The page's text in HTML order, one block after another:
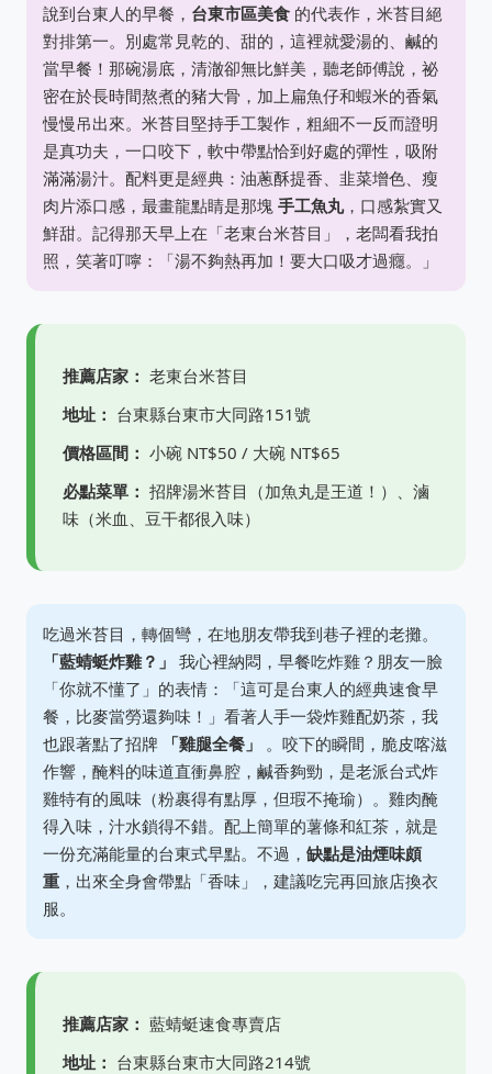
說到台東人的早餐， 台東市區美食 的代表作，米苔目絕
對排第一。別處常見乾的、甜的，這裡就愛湯的、鹹的
當早餐！那碗湯底，清澈卻無比鮮美，聽老師傅說，祕
密在於長時間熬煮的豬大骨，加上扁魚仔和蝦米的香氣
慢慢吊出來。米苔目堅持手工製作，粗細不一反而證明
是真功夫，一口咬下，軟中帶點恰到好處的彈性，吸附
滿滿湯汁。配料更是經典：油蔥酥提香、韭菜增色、瘦
肉片添口感，最畫龍點睛是那塊 手工魚丸，口感紮實又
鮮甜。記得那天早上在「老東台米苔目」，老闆看我拍
照，笑著叮嚀：「湯不夠熱再加！要大口吸才過癮。」
推薦店家： 老東台米苔目
地址： 台東縣台東市大同路151號
價格區間： 小碗 NT$50 / 大碗 NT$65
必點菜單： 招牌湯米苔目（加魚丸是王道！）、滷
味（米血、豆干都很入味）
吃過米苔目，轉個彎，在地朋友帶我到巷子裡的老攤。
「藍蜻蜓炸雞？」 我心裡納悶，早餐吃炸雞？朋友一臉
「你就不懂了」的表情：「這可是台東人的經典速食早
餐，比麥當勞還夠味！」看著人手一袋炸雞配奶茶，我
也跟著點了招牌
「雞腿全餐」
。咬下的瞬間，脆皮喀滋
作響，醃料的味道直衝鼻腔，鹹香夠勁，是老派台式炸
雞特有的風味（粉裹得有點厚，但瑕不掩瑜）。雞肉醃
得入味，汁水鎖得不錯。配上簡單的薯條和紅茶，就是
一份充滿能量的台東式早點。不過， 缺點是油煙味頗
重 ，出來全身會帶點「香味」，建議吃完再回旅店換衣
服。
推薦店家： 藍蜻蜓速食專賣店
地址： 台東縣台東市大同路214號